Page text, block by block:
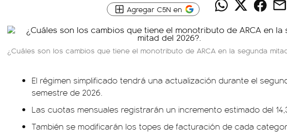
Agregar C5N en
¿Cuáles son los cambios que tiene el monotributo de ARCA en la segunda
El régimen simplificado tendrá una actualización durante el
semestre de 2026.
Las cuotas mensuales registrarán un incremento estimado del
También se modificarán los topes de facturación de cada